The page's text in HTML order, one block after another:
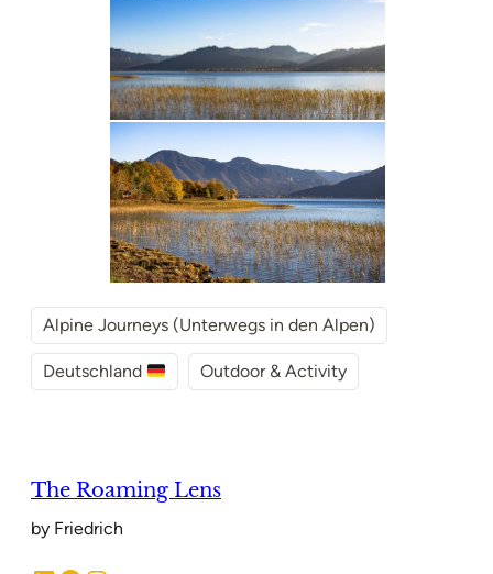
Alpine Journeys (Unterwegs in den Alpen)
Deutschland Outdoor & Activity
The Roaming Lens
by Friedrich